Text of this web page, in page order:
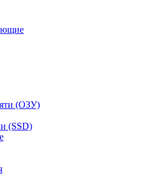
(ОЗУ)
(SSD)